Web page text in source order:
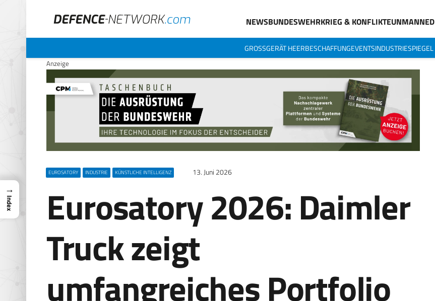
NEWSBUNDESWEHRKRIEG & KONFLIKTEUNMANNED
GROSSGERÄT HEERBESCHAFFUNGEVENTSINDUSTRIESPIEGEL
Anzeige
EUROSATORY INDUSTRIE KÜNSTLICHE INTELLIGENZ 13. Juni 2026
Eurosatory 2026: Daimler
Truck zeigt
umfangreiches Portfolio
→
Index